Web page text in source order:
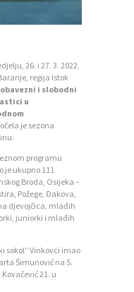
26. i 27. 3. 2022.
regija Istok
obavezni i slobodni
u
je sezona
programu
je ukupno 111
Broda, Osijeka –
Požege, Đakova,
djevojčica, mlađih
juniorki i mlađih
sokol” Vinkovci imao
Šimunović na 5.
21. u